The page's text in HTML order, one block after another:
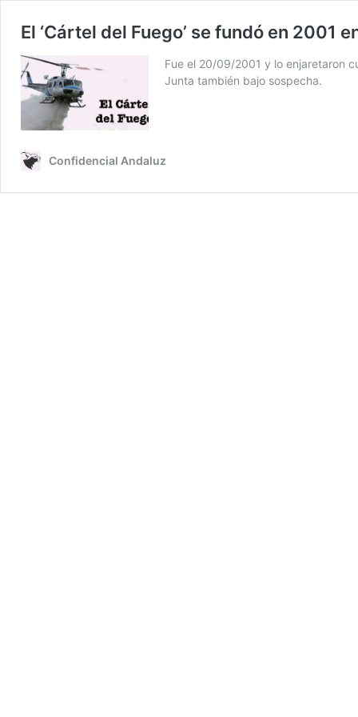
El ‘Cártel del Fuego’ se fundó en 2001
Fue el 20/09/2001 y lo enjaretaron
Junta también bajo sospecha.
Confidencial Andaluz